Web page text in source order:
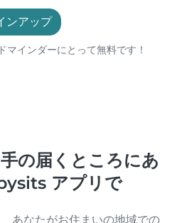
ンアップ
インダーにとって無料です！
の届くところにあ
アプリで
あなたがお住まいの地域での